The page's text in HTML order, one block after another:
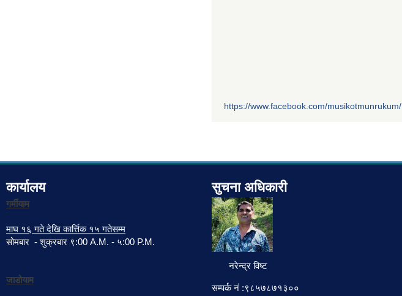
https://www.facebook.com/musikotmunrukum/
कार्यालय
गर्मीयाम
माघ १६ गते देखि कार्त्तिक १५ गतेसम्म
सोमबार - शुक्रबार ९:00 A.M. - ५:00 P.M.
जाडोयाम
सुचना अधिकारी
नरेन्द्र विष्ट
सम्पर्क नं :९८५७८७१३००